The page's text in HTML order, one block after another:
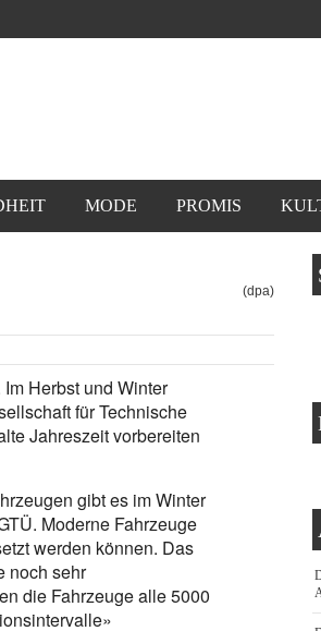
MODE PROMIS
(dpa)
Herbst und Winter
für Technische
Jahreszeit vorbereiten
gibt es im Winter
Moderne Fahrzeuge
werden können. Das
noch sehr
die Fahrzeuge alle 5000